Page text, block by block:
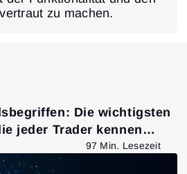
zu machen.
Die wichtigsten
jeder Trader kennen
97 Min. Lesezeit